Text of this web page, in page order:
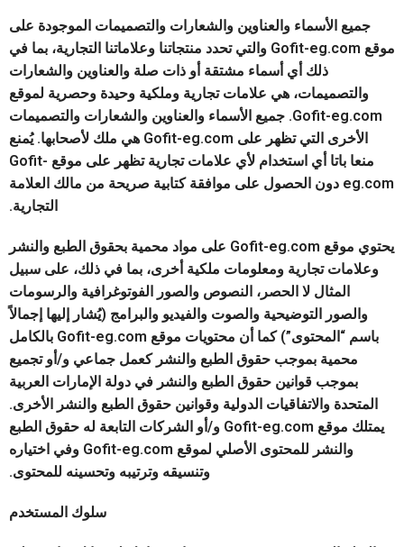
جميع الأسماء والعناوين والشعارات والتصميمات الموجودة على
موقع Gofit-eg.com والتي تحدد منتجاتنا وعلاماتنا التجارية، بما في
ذلك أي أسماء مشتقة أو ذات صلة والعناوين والشعارات
والتصميمات، هي علامات تجارية وملكية وحيدة وحصرية لموقع
Gofit-eg.com. جميع الأسماء والعناوين والشعارات والتصميمات
الأخرى التي تظهر على Gofit-eg.com هي ملك لأصحابها. يُمنع
منعا باتا أي استخدام لأي علامات تجارية تظهر على موقع Gofit-
eg.com دون الحصول على موافقة كتابية صريحة من مالك العلامة
التجارية.
يحتوي موقع Gofit-eg.com على مواد محمية بحقوق الطبع والنشر
وعلامات تجارية ومعلومات ملكية أخرى، بما في ذلك، على سبيل
المثال لا الحصر، النصوص والصور الفوتوغرافية والرسومات
والصور التوضيحية والصوت والفيديو والبرامج (يُشار إليها إجمالاً
باسم “المحتوى”) كما أن محتويات موقع Gofit-eg.com بالكامل
محمية بموجب حقوق الطبع والنشر كعمل جماعي و/أو تجميع
بموجب قوانين حقوق الطبع والنشر في دولة الإمارات العربية
المتحدة والاتفاقيات الدولية وقوانين حقوق الطبع والنشر الأخرى.
يمتلك موقع Gofit-eg.com و/أو الشركات التابعة له حقوق الطبع
والنشر للمحتوى الأصلي لموقع Gofit-eg.com وفي اختياره
وتنسيقه وترتيبه وتحسينه للمحتوى.
سلوك المستخدم